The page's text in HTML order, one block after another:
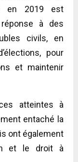
en 2019 est
à des
civils, en
pour
et maintenir
atteintes à
entaché la
ont également
et le droit à